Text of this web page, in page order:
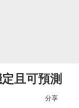
且可預測
分享